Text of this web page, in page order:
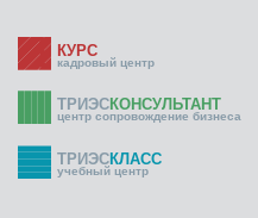
КУРС
кадровый центр
ТРИЭСКОНСУЛЬТАНТ
центр сопровождение бизнеса
ТРИЭСКЛАСС
учебный центр